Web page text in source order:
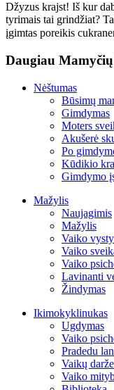
Džyzus krajst! Iš kur
tyrimais tai grindžiat?
įgimtas poreikis
Daugiau
Nėštumas
Būsimų
Gimdymas
Moters
Akušerė
Po
Kūdikio
Gimdymo
Mažylis
Naujagimis
Mažylis
Vaiko
Vaiko
Vaiko
Lavinanti
Žindymas
Ikimokyklinukas
Ugdymas
Vaiko
Pradedu
Vaikų
Vaiko